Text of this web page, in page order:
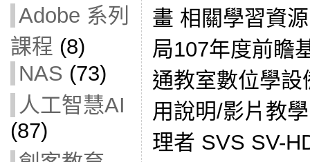
Adobe 系列
課程 (8)
NAS (73)
人工智慧AI
(87)
畫 相關學習資
局107年度前瞻
通教室數位學
用說明/影片教
理者 SVS SV-